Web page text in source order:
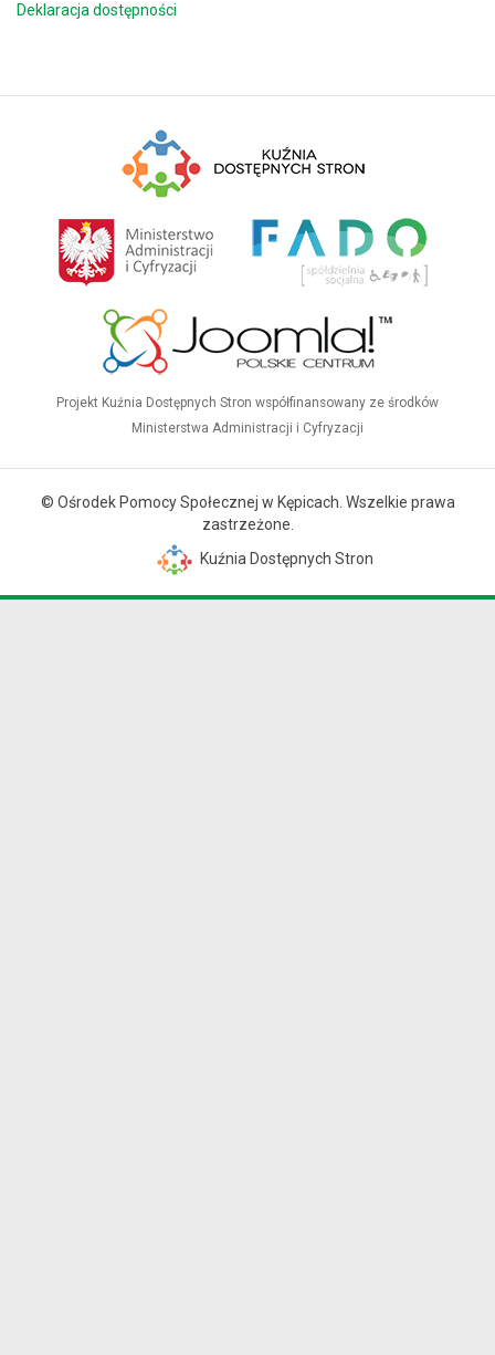
Deklaracja dostępności
Projekt Kuźnia Dostępnych Stron współfinansowany ze środków
Ministerstwa Administracji i Cyfryzacji
© Ośrodek Pomocy Społecznej w Kępicach. Wszelkie prawa
zastrzeżone.
Kuźnia Dostępnych Stron